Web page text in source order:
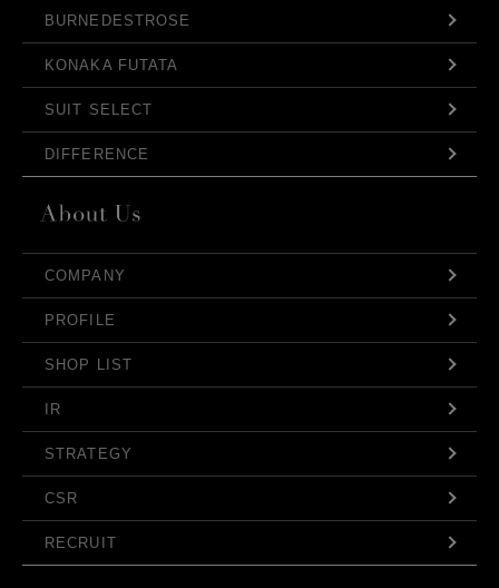
BURNEDESTROSE
KONAKA FUTATA
SUIT SELECT
DIFFERENCE
COMPANY
PROFILE
SHOP LIST
IR
STRATEGY
CSR
RECRUIT